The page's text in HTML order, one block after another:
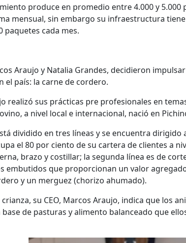
produce en promedio entre 4.000 y
mensual, sin embargo su infraestructura
paquetes cada mes.
Araujo y Natalia Grandes, decidieron
el país: la carne de cordero.
realizó sus prácticas pre profesionales en
a nivel local e internacional, nació en
dividido en tres líneas y se encuentra
el 80 por ciento de su cartera de clientes a
brazo y costillar; la segunda línea es de
embutidos que proporcionan un valor
y un merguez (chorizo ​​​​ahumado).
su CEO, Marcos Araujo, indica que los
de pasturas y alimento balanceado que